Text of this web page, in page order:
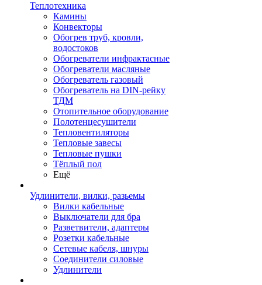
Теплотехника
Камины
Конвекторы
Обогрев труб, кровли,
водостоков
Обогреватели инфрактасные
Обогреватели масляные
Обогреватель газовый
Обогреватель на DIN-рейку
ТДМ
Отопительное оборудование
Полотенцесушители
Тепловентиляторы
Тепловые завесы
Тепловые пушки
Тёплый пол
Ещё
Удлинители, вилки, разьемы
Вилки кабельные
Выключатели для бра
Разветвители, адаптеры
Розетки кабельные
Сетевые кабеля, шнуры
Соединители силовые
Удлинители